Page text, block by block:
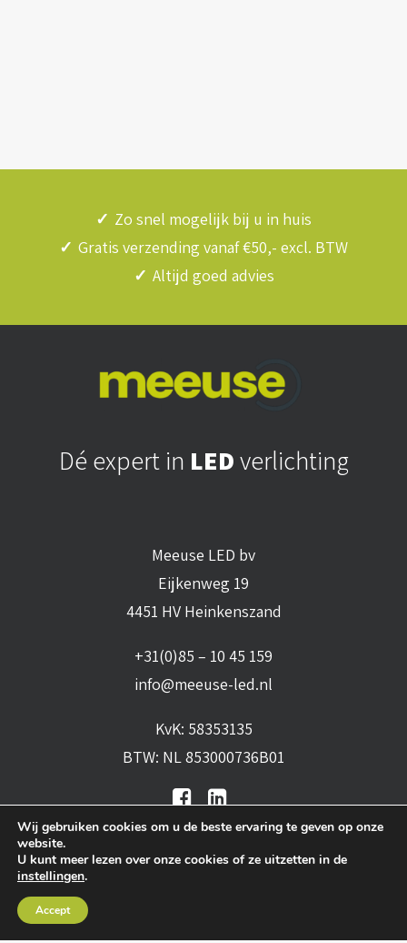
✓ Zo snel mogelijk bij u in huis
✓ Gratis verzending vanaf €50,- excl. BTW
✓ Altijd goed advies
Dé expert in LEDverlichting
Meeuse LED bv
Eijkenweg 19
4451 HV Heinkenszand
+31(0)85 – 10 45 159
info@meeuse-led.nl
KvK: 58353135
BTW: NL 853000736B01
leveringsvoorwaarden
Wij gebruiken cookies om u de beste ervaring te geven op onze
website.
U kunt meer lezen over onze cookies of ze uitzetten in de
instellingen.
Accept